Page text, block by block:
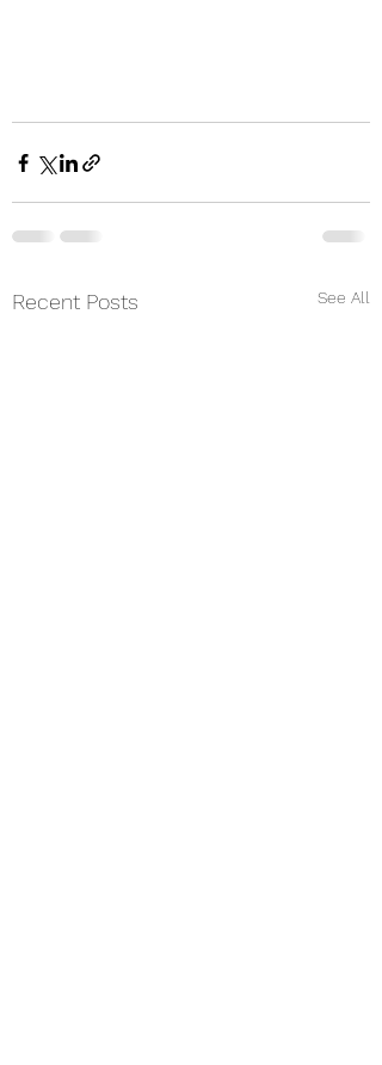
Recent Posts See All